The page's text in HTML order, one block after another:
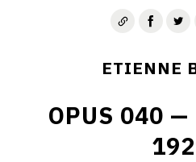
ETIENNE
OPUS 040